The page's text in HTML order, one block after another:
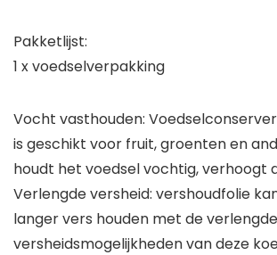
Pakketlijst:
1 x voedselverpakking
Vocht vasthouden:
is geschikt voor fruit, groenten en
houdt het voedsel vochtig, verhoogt
Verlengde versheid: vershoudfolie
langer vers houden met de verlengde
versheidsmogelijkheden van deze